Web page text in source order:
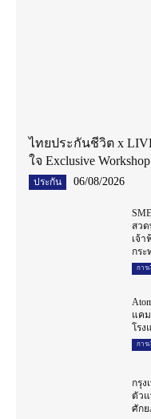
ไทยประกันชีวิต x
ใจ Exclusive
ประกัน 06/08/2026
สวด
เจ้
กระ
การ
แค
โรง
การ
กรุ
ตัวแ
ศักย